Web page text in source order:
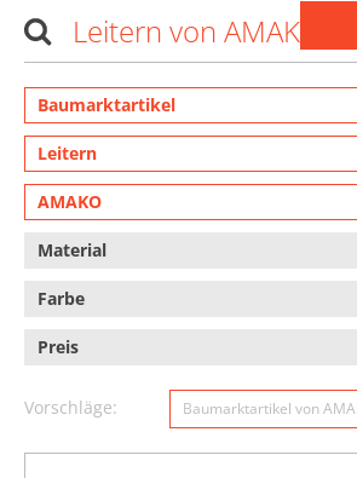
Leitern von AMAKO
Baumarktartikel
Leitern
AMAKO
Material
Farbe
Preis
Vorschläge: Baumarktartikel von